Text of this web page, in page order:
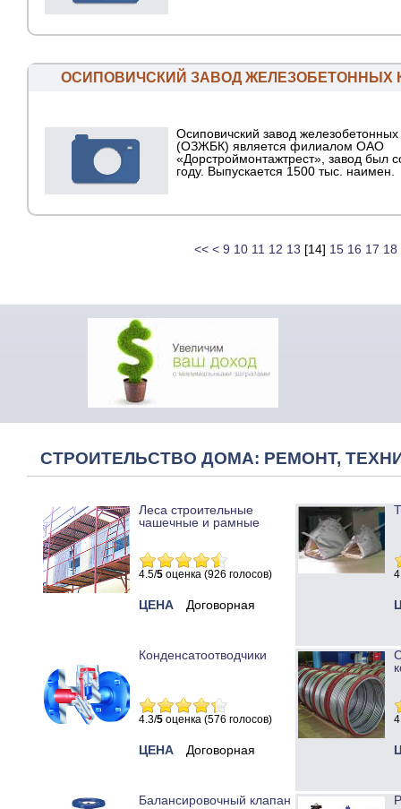
ОСИПОВИЧСКИЙ ЗАВОД ЖЕЛЕЗОБЕТОННЫХ
Осиповичский завод железобетонных
(ОЗЖБК) является филиалом ОАО
«Дорстроймонтажтрест», завод был
году. Выпускается 1500 тыс. наимен.
<< < 9 10 11 12 13 [14] 15 16 17 18
СТРОИТЕЛЬСТВО ДОМА: РЕМОНТ,
Леса строительные
чашечные и рамные
4.5/5 оценка (926 голосов)
ЦЕНА Договорная
Конденсатоотводчики
4.3/5 оценка (576 голосов)
ЦЕНА Договорная
Балансировочный клапан